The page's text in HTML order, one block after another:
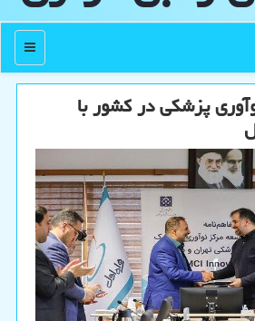
منو
پزشکی در کشور با